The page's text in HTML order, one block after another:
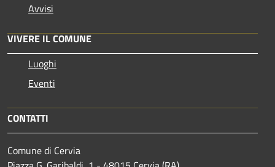
Avvisi
VIVERE IL COMUNE
Luoghi
Eventi
CONTATTI
Comune di Cervia